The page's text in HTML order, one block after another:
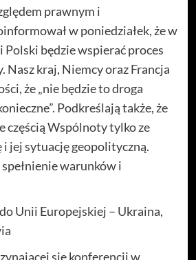
prawnym i
w poniedziałek, że w
Polski będzie wspierać proces
Nasz kraj, Niemcy oraz Francja
że „nie będzie to droga
Podkreślają także, że
częścią Wspólnoty tylko ze
jej sytuację geopolityczną.
warunków i
Unii Europejskiej – Ukraina,
się konferencji w